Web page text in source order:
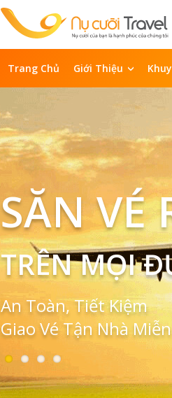
Trang Chủ Giới Thiệu
SĂN VÉ
TRÊN MỌI
An Toàn, Tiết Kiệm
Giao Vé Tận Nhà